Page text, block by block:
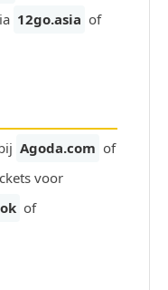
12go.asia of
Agoda.com of
voor
of